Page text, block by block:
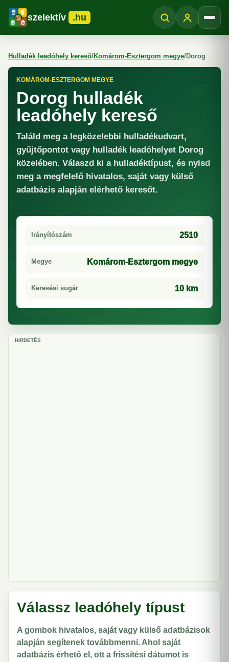
szelektív .hu
Hulladék leadóhely kereső/Komárom-Esztergom megye/Dorog
KOMÁROM-ESZTERGOM MEGYE
Dorog hulladék
leadóhely kereső
Találd meg a legközelebbi hulladékudvart,
gyűjtőpontot vagy hulladék leadóhelyet Dorog
közelében. Válaszd ki a hulladéktípust, és nyisd
meg a megfelelő hivatalos, saját vagy külső
adatbázis alapján elérhető keresőt.
Irányítószám 2510
Megye Komárom-Esztergom megye
Keresési sugár 10 km
HIRDETÉS
Válassz leadóhely típust
A gombok hivatalos, saját vagy külső adatbázisok
alapján segítenek továbbmenni. Ahol saját
adatbázis érhető el, ott a frissítési dátumot is